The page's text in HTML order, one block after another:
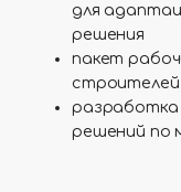
для
решения
пакет
строителей
разработка
решений по